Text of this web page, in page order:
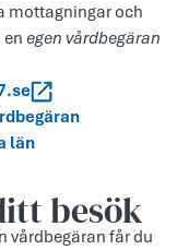
mottagningar och
egen vårdbegäran
län
besök
vårdbegäran får du